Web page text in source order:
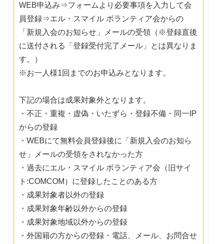
WEB申込み⇒フォームより必要事項を入力して会
員登録⇒エル・スマイル ボランティア会からの
「新規入会のお知らせ」メールの受領（※登録直後
に送付される「登録受付完了メール」とは異なりま
す。）
※お一人様1回までのお申込みとなります。
下記の場合は成果対象外となります。
・不正・重複・虚偽・いたずら・登録不備・同一IP
からの登録
・WEBにて無料会員登録後に「新規入会のお知ら
せ」メールの受領をされなかった方
・過去にエル・スマイル ボランティア会（旧サイ
ト:COMCOM）に登録したことのある方
・成果対象者以外の登録
・成果対象年齢以外からの登録
・成果対象地域以外からの登録
・外国籍の方からの登録・電話、メール、お問合せ